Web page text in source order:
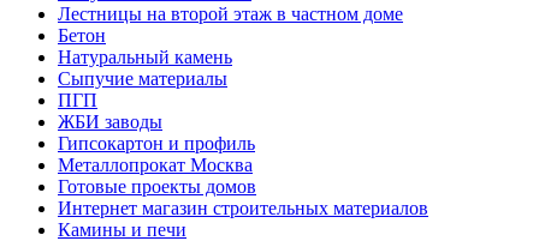
Лестницы на второй этаж в частном доме
Бетон
Натуральный камень
Сыпучие материалы
ПГП
ЖБИ заводы
Гипсокартон и профиль
Металлопрокат Москва
Готовые проекты домов
Интернет магазин строительных материалов
Камины и печи